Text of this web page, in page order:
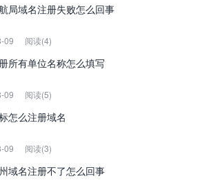
局域名注册失败怎么回事
09 阅读(4)
所有单位名称怎么填写
09 阅读(5)
怎么注册域名
09 阅读(3)
域名注册不了怎么回事